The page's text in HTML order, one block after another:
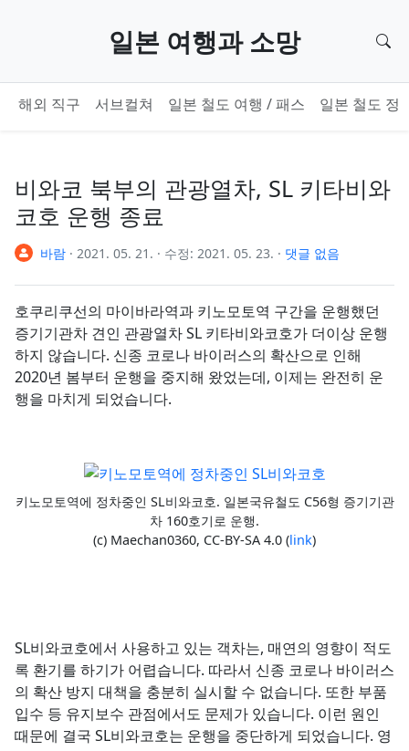
일본 여행과 소망
해외 직구 서브컬쳐 일본 철도 여행 / 패스 일본 철도 정
비와코 북부의 관광열차, SL 키타비와
코호 운행 종료
바람 · 2021. 05. 21. · 수정: 2021. 05. 23. · 댓글 없음
호쿠리쿠선의 마이바라역과 키노모토역 구간을 운행했던
증기기관차 견인 관광열차 SL 키타비와코호가 더이상 운행
하지 않습니다. 신종 코로나 바이러스의 확산으로 인해
2020년 봄부터 운행을 중지해 왔었는데, 이제는 완전히 운
행을 마치게 되었습니다.
키노모토역에 정차중인 SL비와코호. 일본국유철도 C56형 증기기관
차 160호기로 운행.
(c) Maechan0360, CC-BY-SA 4.0 (link)
SL비와코호에서 사용하고 있는 객차는, 매연의 영향이 적도
록 환기를 하기가 어렵습니다. 따라서 신종 코로나 바이러스
의 확산 방지 대책을 충분히 실시할 수 없습니다. 또한 부품
입수 등 유지보수 관점에서도 문제가 있습니다. 이런 원인
때문에 결국 SL비와코호는 운행을 중단하게 되었습니다. 영